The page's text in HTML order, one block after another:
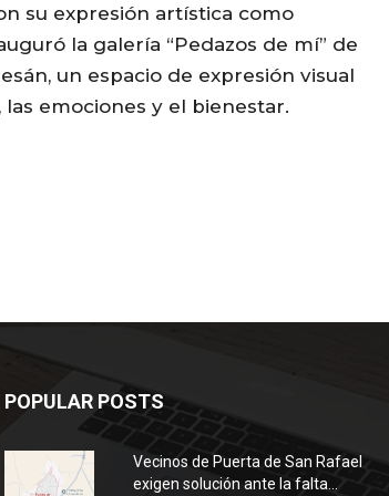
su expresión artística como
la galería “Pedazos de mí” de
un espacio de expresión visual
emociones y el bienestar.
POPULAR POSTS
Vecinos de Puerta de San Rafael
exigen solución ante la falta...